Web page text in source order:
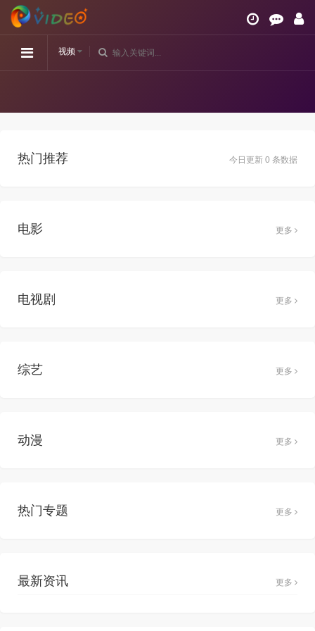
视频
今日更新 0 条数据
热门推荐
电影 更多
电视剧 更多
综艺 更多
动漫 更多
热门专题 更多
最新资讯 更多